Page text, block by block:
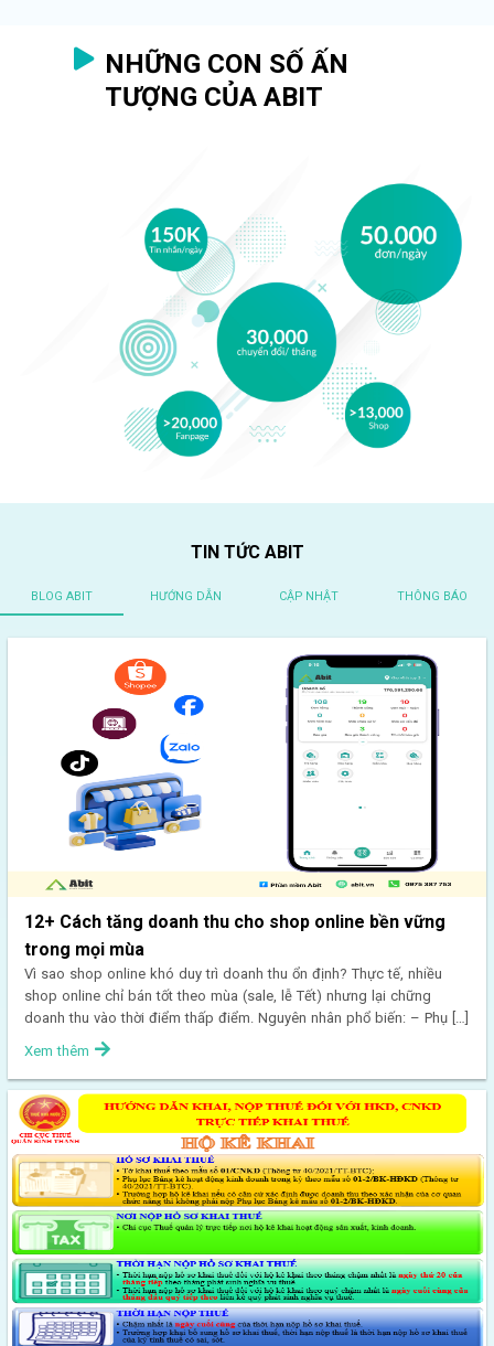
NHỮNG CON SỐ ẤN
TƯỢNG CỦA ABIT
TIN TỨC ABIT
BLOG ABIT HƯỚNG DẪN CẬP NHẬT THÔNG BÁO
12+ Cách tăng doanh thu cho shop online bền vững
trong mọi mùa
Vì sao shop online khó duy trì doanh thu ổn định? Thực tế, nhiều
shop online chỉ bán tốt theo mùa (sale, lễ Tết) nhưng lại chững
doanh thu vào thời điểm thấp điểm. Nguyên nhân phổ biến: – Phụ […]
Xem thêm